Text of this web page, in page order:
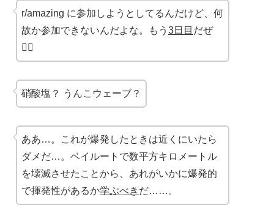
r/amazing に参加しようとしてるんだけど、何
故か参加できないんだよな。もう 3日目 だぜ
🤦‍♂️
硝酸塩？ うんこウェーブ？
ああ…。これが爆発したときは近くにいたら
ダメだ…。ベイルートで数平方キロメートル
を壊滅させたことから、あれがいかに爆発的
で揮発性があるか学ぶべき だ……。